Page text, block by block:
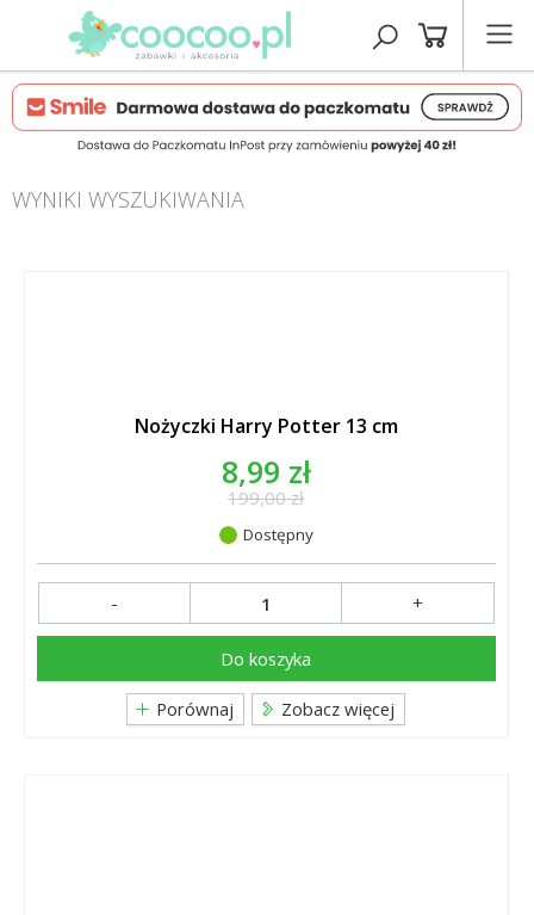
WYNIKI WYSZUKIWANIA
Nożyczki Harry Potter 13 cm
8,99 zł
199,00 zł
Dostępny
- +
Do koszyka
Porównaj Zobacz więcej